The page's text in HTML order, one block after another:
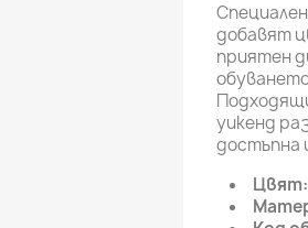
добавят
приятен
уикенд
достъпна
Цвят: